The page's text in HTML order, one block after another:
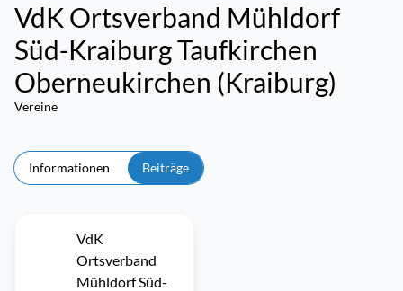
VdK Ortsverband Mühldorf
Süd-Kraiburg Taufkirchen
Oberneukirchen (Kraiburg)
Vereine
Informationen Beiträge
VdK
Ortsverband
Mühldorf Süd-